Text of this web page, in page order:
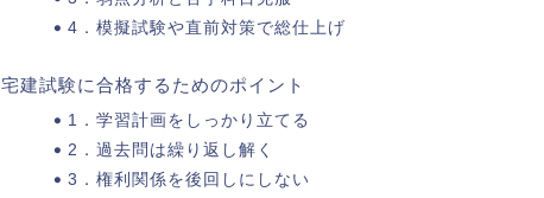
4．模擬試験や直前対策で総仕上げ
宅建試験に合格するためのポイント
1．学習計画をしっかり立てる
2．過去問は繰り返し解く
3．権利関係を後回しにしない